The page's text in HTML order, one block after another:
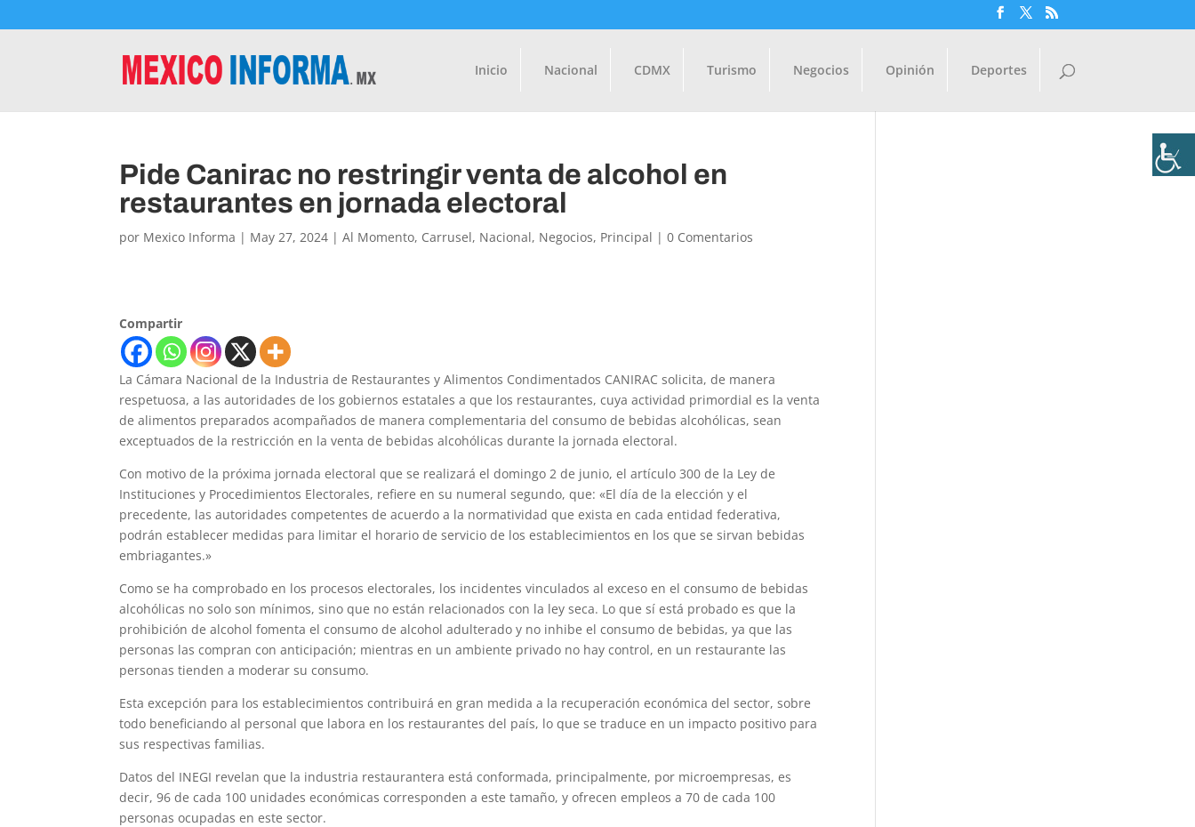
Inicio Nacional CDMX Turismo Negocios Opinión Deportes
Pide Canirac no restringir venta de alcohol en
restaurantes en jornada electoral
por Mexico Informa | May 27, 2024 |Al Momento, Carrusel, Nacional, Negocios, Principal |0 Comentarios
Compartir
La Cámara Nacional de la Industria de Restaurantes y Alimentos Condimentados CANIRAC solicita, de manera
respetuosa, a las autoridades de los gobiernos estatales a que los restaurantes, cuya actividad primordial es la venta
de alimentos preparados acompañados de manera complementaria del consumo de bebidas alcohólicas, sean
exceptuados de la restricción en la venta de bebidas alcohólicas durante la jornada electoral.
Con motivo de la próxima jornada electoral que se realizará el domingo 2 de junio, el artículo 300 de la Ley de
Instituciones y Procedimientos Electorales, refiere en su numeral segundo, que: «El día de la elección y el
precedente, las autoridades competentes de acuerdo a la normatividad que exista en cada entidad federativa,
podrán establecer medidas para limitar el horario de servicio de los establecimientos en los que se sirvan bebidas
embriagantes.»
Como se ha comprobado en los procesos electorales, los incidentes vinculados al exceso en el consumo de bebidas
alcohólicas no solo son mínimos, sino que no están relacionados con la ley seca. Lo que sí está probado es que la
prohibición de alcohol fomenta el consumo de alcohol adulterado y no inhibe el consumo de bebidas, ya que las
personas las compran con anticipación; mientras en un ambiente privado no hay control, en un restaurante las
personas tienden a moderar su consumo.
Esta excepción para los establecimientos contribuirá en gran medida a la recuperación económica del sector, sobre
todo beneficiando al personal que labora en los restaurantes del país, lo que se traduce en un impacto positivo para
sus respectivas familias.
Datos del INEGI revelan que la industria restaurantera está conformada, principalmente, por microempresas, es
decir, 96 de cada 100 unidades económicas corresponden a este tamaño, y ofrecen empleos a 70 de cada 100
personas ocupadas en este sector.